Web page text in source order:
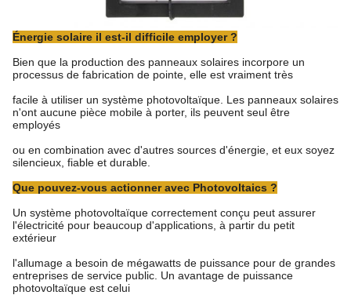
Énergie solaire il est-il difficile employer ?
Bien que la production des panneaux solaires incorpore un
processus de fabrication de pointe, elle est vraiment très
facile à utiliser un système photovoltaïque. Les panneaux solaires
n'ont aucune pièce mobile à porter, ils peuvent seul être
employés
ou en combination avec d'autres sources d'énergie, et eux soyez
silencieux, fiable et durable.
Que pouvez-vous actionner avec Photovoltaics ?
Un système photovoltaïque correctement conçu peut assurer
l'électricité pour beaucoup d'applications, à partir du petit
extérieur
l'allumage a besoin de mégawatts de puissance pour de grandes
entreprises de service public. Un avantage de puissance
photovoltaïque est celui